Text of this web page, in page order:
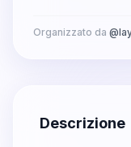
Organizzato da @
Descrizione